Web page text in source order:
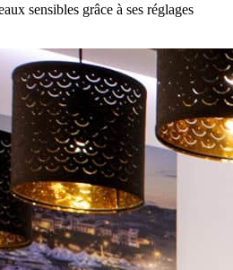
sensibles grâce à ses réglages